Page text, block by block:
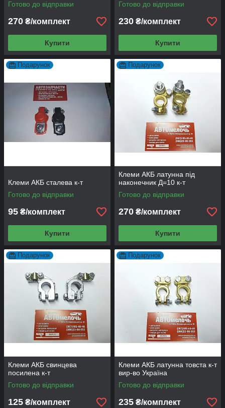
Готово до відправки
270 ₴/комплект
Купити
Готово до відправки
230 ₴/комплект
Купити
Подарунок
Клеми АКБ сталева к-т
Готово до відправки
95 ₴/комплект
Купити
Подарунок
Клеми АКБ латунна під
наконечник Д=10 к-т
Готово до відправки
270 ₴/комплект
Купити
Подарунок
Клеми АКБ свинцева
посилена к-т
Готово до відправки
125 ₴/комплект
Подарунок
Клеми АКБ латунна товста к-т
вир-во Україна
Готово до відправки
235 ₴/комплект